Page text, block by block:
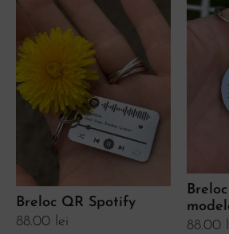
Breloc QR Spotify
88.00 lei
88.00